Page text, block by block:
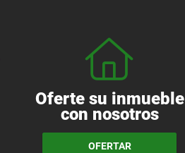
Oferte su inmueble
con nosotros
OFERTAR